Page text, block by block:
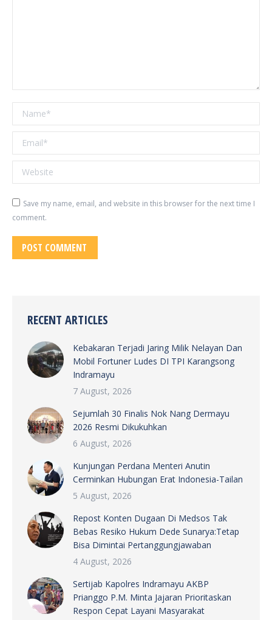
Name *
Email *
Website
Save my name, email, and website in this browser for the next time I
comment.
POST COMMENT
RECENT ARTICLES
Kebakaran Terjadi Jaring Milik Nelayan Dan
Mobil Fortuner Ludes DI TPI Karangsong
Indramayu
7 August, 2026
Sejumlah 30 Finalis Nok Nang Dermayu
2026 Resmi Dikukuhkan
6 August, 2026
Kunjungan Perdana Menteri Anutin
Cerminkan Hubungan Erat Indonesia-Tailan
5 August, 2026
Repost Konten Dugaan Di Medsos Tak
Bebas Resiko Hukum Dede Sunarya:Tetap
Bisa Dimintai Pertanggungjawaban
4 August, 2026
Sertijab Kapolres Indramayu AKBP
Prianggo P.M. Minta Jajaran Prioritaskan
Respon Cepat Layani Masyarakat